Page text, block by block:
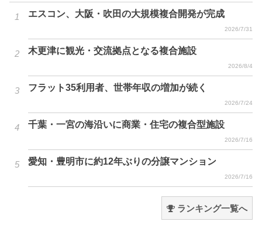
エスコン、大阪・吹田の大規模複合開発が完成
2026/7/31
木更津に観光・交流拠点となる複合施設
2026/8/4
フラット35利用者、世帯年収の増加が続く
2026/7/24
千葉・一宮の海沿いに商業・住宅の複合型施設
2026/7/16
愛知・豊明市に約12年ぶりの分譲マンション
2026/7/16
ランキング一覧へ